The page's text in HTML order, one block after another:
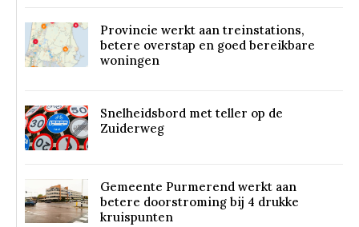
Provincie werkt aan treinstations,
betere overstap en goed bereikbare
woningen
Snelheidsbord met teller op de
Zuiderweg
Gemeente Purmerend werkt aan
betere doorstroming bij 4 drukke
kruispunten